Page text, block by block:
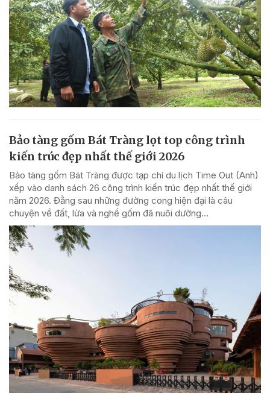
Bảo tàng gốm Bát Tràng lọt top công trình
kiến trúc đẹp nhất thế giới 2026
Bảo tàng gốm Bát Tràng được tạp chí du lịch Time Out (Anh)
xếp vào danh sách 26 công trình kiến trúc đẹp nhất thế giới
năm 2026. Đằng sau những đường cong hiện đại là câu
chuyện về đất, lửa và nghề gốm đã nuôi dưỡng...